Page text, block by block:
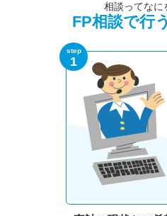
相談ってなに
FP相談で行
step
1